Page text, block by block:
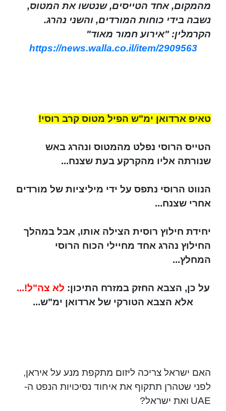
מהמקום, אחד הטייסים, שנטשו את המטוס,
נשבה בידי כוחות המורדים, והשני נהרג.
הקרמלין: "אירוע חמור מאוד"
https://news.walla.co.il/item/2909563
טאיפ ארדואן ימ"ש הפיל מטוס קרב רוסי!
הטייס הרוסי נפלט מהמטוס ונהרג באש
שנורתה אליו מהקרקע בעת שצנח...
הנווט הרוסי נתפס על ידי מיליציות של מורדים
אחרי שצנח...
יחידת חילוץ רוסית הצילה אותו, אבל במהלך
החילוץ נהרג אחד מחיילי הכוח הרוסי
המחלץ...
על כן, הצבא החזק במזרח התיכון: לא צה"ל!...
אלא הצבא הטורקי של ארדואן ימ"ש...
האם ישראל צריכה ליזום מתקפת מנע על איראן,
לפני שטהרן תתקוף את איחוד נסיכויות הנפט ה-
UAE ואת ישראל?